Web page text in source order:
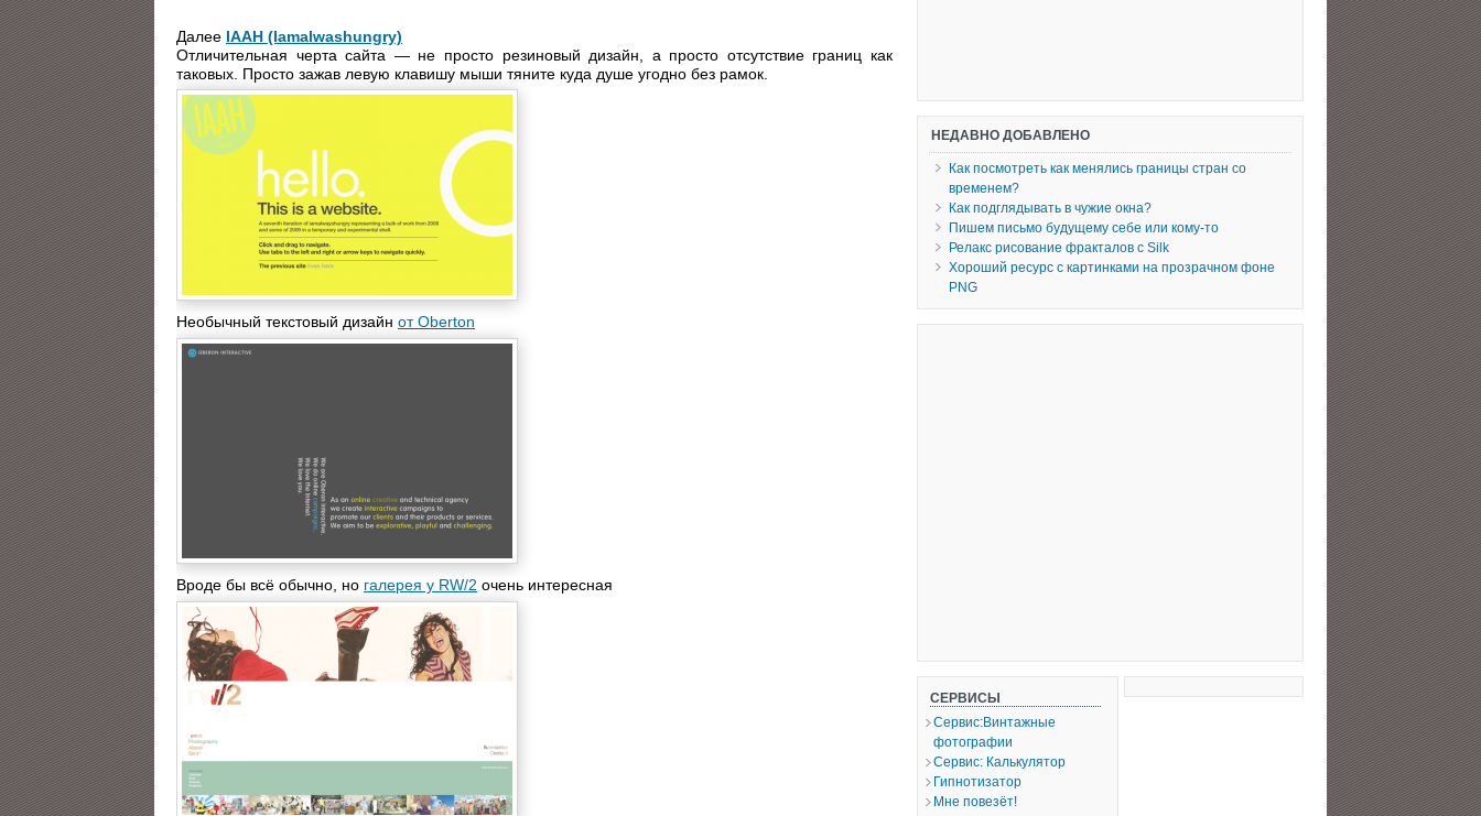
Далее IAAH (Iamalwashungry)
Отличительная черта сайта — не просто резиновый дизайн, а просто отсутствие границ как
таковых. Просто зажав левую клавишу мыши тяните куда душе угодно без рамок.
Необычный текстовый дизайн от Oberton
Вроде бы всё обычно, но галерея у RW/2 очень интересная
НЕДАВНО ДОБАВЛЕНО
Как посмотреть как менялись границы стран со
временем?
Как подглядывать в чужие окна?
Пишем письмо будущему себе или кому-то
Релакс рисование фракталов с Silk
Хороший ресурс с картинками на прозрачном фоне
PNG
СЕРВИСЫ
Сервис:Винтажные
фотографии
Сервис: Калькулятор
Гипнотизатор
Мне повезёт!